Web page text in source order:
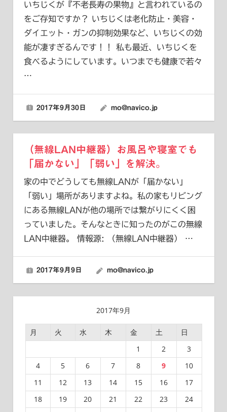
いちじくが『不老長寿の果物』と言われているの
をご存知ですか？ いちじくは老化防止・美容・
ダイエット・ガンの抑制効果など、いちじくの効
能が凄すぎるんです！！ 私も最近、いちじくを
食べるようにしています。いつまでも健康で若々
…
2017年9月30日 mo@navico.jp
（無線LAN中継器）お風呂や寝室でも
「届かない」「弱い」を解決。
家の中でどうしても無線LANが「届かない」
「弱い」場所がありますよね。私の家もリビング
にある無線LANが他の場所では繋がりにくく困
っていました。そんなときに知ったのがこの無線
LAN中継器。 情報源: （無線LAN中継器） …
2017年9月9日 mo@navico.jp
2017年9月
月 火 水 木 金 土
日
1
2
3
4
5 6 7 8 9
10
11
12 13 14 15 16
17
18
19 20 21 22 23
24